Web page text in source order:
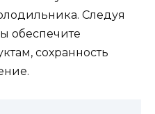
Следуя
обеспечите
сохранность